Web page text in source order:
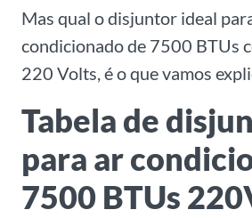
Mas qual o disjuntor ideal
condicionado de 7500 BTUs
220 Volts, é o que vamos
Tabela de
para ar
7500 BTUs